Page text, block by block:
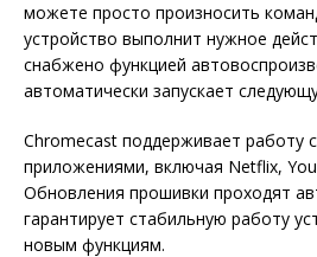
можете просто произносить
устройство выполнит нужное
снабжено функцией
автоматически запускает
Chromecast поддерживает работу
приложениями, включая Netflix,
Обновления прошивки проходят
гарантирует стабильную работу
новым функциям.